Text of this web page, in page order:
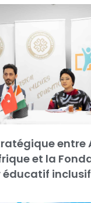
entre
et la
éducatif inclusif